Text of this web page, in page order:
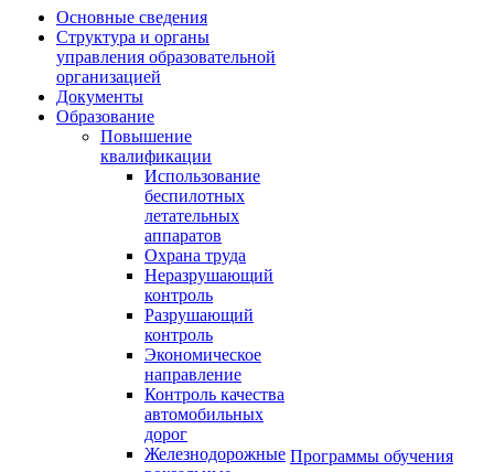
Основные сведения
Структура и органы
управления образовательной
организацией
Документы
Образование
Повышение
квалификации
Использование
беспилотных
летательных
аппаратов
Охрана труда
Неразрушающий
контроль
Разрушающий
контроль
Экономическое
направление
Контроль качества
автомобильных
дорог
Железнодорожные Программы обучения